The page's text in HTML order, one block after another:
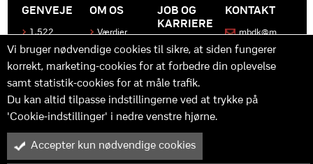
GENVEJE
1.522
Produkter
Kontakt
os
OM OS
Værdier
Historen
bag
MBDK
Hvad gør
os unikke
JOB OG
KARRIERE
Bliv en del
af MBDK
Vores
team
Praktik
udvikling
KONTAKT
mbdk@m
y™ er driftet af MBDK ApS – under MBDK Holding ApS. Tilmeldt
Vi bruger nødvendige cookies til sikre, at siden fungerer
korrekt, marketing-cookies for at forbedre din oplevelse
samt statistik-cookies for at måle trafik.
Du kan altid tilpasse indstillingerne ved at trykke på
'Cookie-indstillinger' i nedre venstre hjørne.
Accepter kun nødvendige cookies